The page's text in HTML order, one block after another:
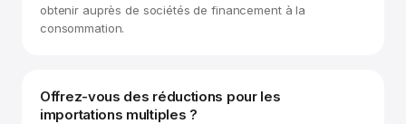
obtenir auprès de sociétés de financement à la
consommation.
Offrez-vous des réductions pour les
importations multiples ?